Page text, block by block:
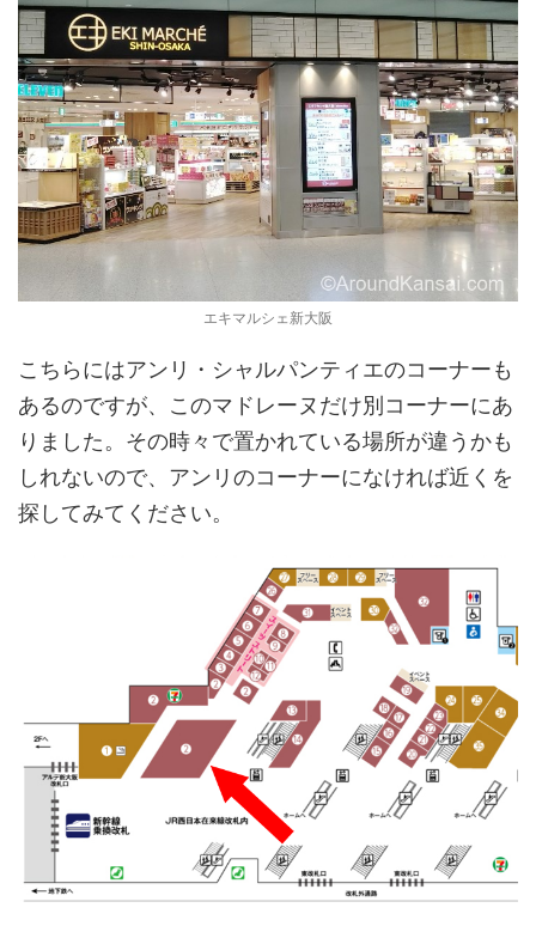
エキマルシェ新大阪
こちらにはアンリ・シャルパンティエのコーナーも
あるのですが、このマドレーヌだけ別コーナーにあ
りました。その時々で置かれている場所が違うかも
しれないので、アンリのコーナーになければ近くを
探してみてください。